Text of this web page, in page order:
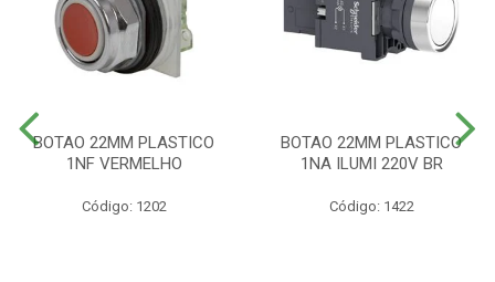
BOTAO 22MM PLASTICO
1NF VERMELHO
Código: 1202
BOTAO 22MM PLASTICO
1NA ILUMI 220V BR
Código: 1422